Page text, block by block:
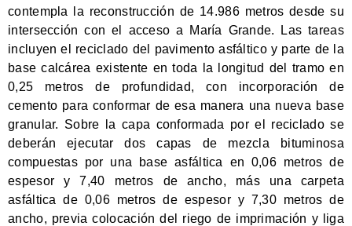
contempla la reconstrucción de 14.986 metros desde su
intersección con el acceso a María Grande. Las tareas
incluyen el reciclado del pavimento asfáltico y parte de la
base calcárea existente en toda la longitud del tramo en
0,25 metros de profundidad, con incorporación de
cemento para conformar de esa manera una nueva base
granular. Sobre la capa conformada por el reciclado se
deberán ejecutar dos capas de mezcla bituminosa
compuestas por una base asfáltica en 0,06 metros de
espesor y 7,40 metros de ancho, más una carpeta
asfáltica de 0,06 metros de espesor y 7,30 metros de
ancho, previa colocación del riego de imprimación y liga